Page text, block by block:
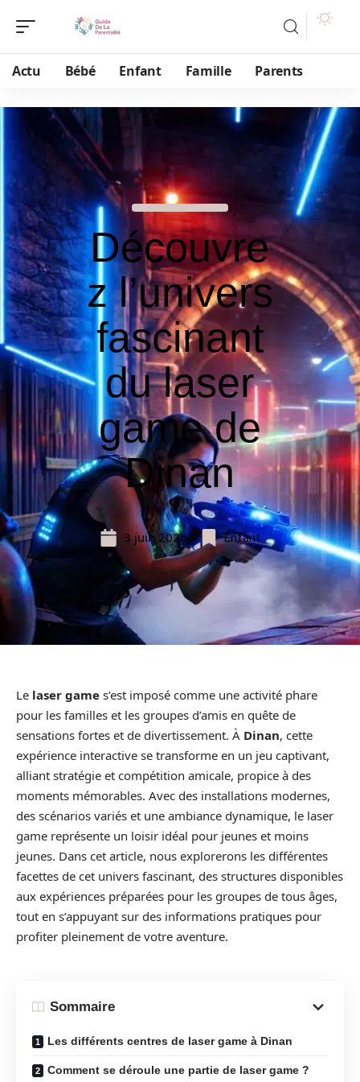
Actu Bébé Enfant Famille Parents
Découvre
z l’univers
fascinant
du laser
game de
Dinan
3 juin 2026 Enfant
Le laser game s’est imposé comme une activité phare
pour les familles et les groupes d’amis en quête de
sensations fortes et de divertissement. À Dinan, cette
expérience interactive se transforme en un jeu captivant,
alliant stratégie et compétition amicale, propice à des
moments mémorables. Avec des installations modernes,
des scénarios variés et une ambiance dynamique, le laser
game représente un loisir idéal pour jeunes et moins
jeunes. Dans cet article, nous explorerons les différentes
facettes de cet univers fascinant, des structures disponibles
aux expériences préparées pour les groupes de tous âges,
tout en s’appuyant sur des informations pratiques pour
profiter pleinement de votre aventure.
Sommaire
Les différents centres de laser game à Dinan
Comment se déroule une partie de laser game ?